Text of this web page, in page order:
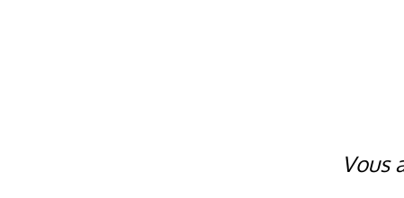
Vous